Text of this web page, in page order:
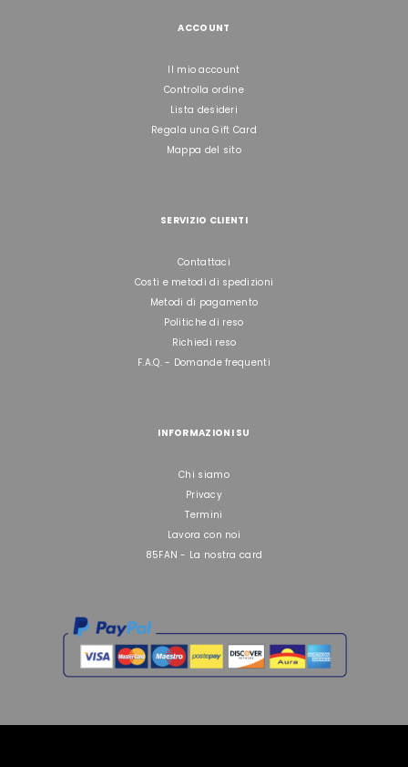
ACCOUNT
Il mio account
Controlla ordine
Lista desideri
Regala una Gift Card
Mappa del sito
SERVIZIO CLIENTI
Contattaci
Costi e metodi di spedizioni
Metodi di pagamento
Politiche di reso
Richiedi reso
F.A.Q. - Domande frequenti
INFORMAZIONI SU
Chi siamo
Privacy
Termini
Lavora con noi
85FAN - La nostra card